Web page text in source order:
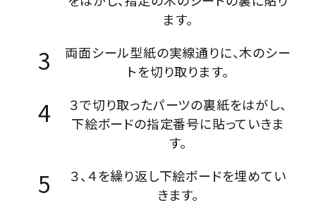
ます。
両面シール型紙の実線通りに、木のシー
トを切り取ります。
３で切り取ったパーツの裏紙をはがし、
下絵ボードの指定番号に貼っていきま
す。
３、４を繰り返し下絵ボードを埋めてい
きます。